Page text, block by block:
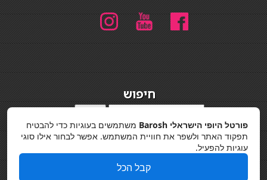
חיפוש
מדיניות פרטיות
פורטל היופי הישראלי Barosh
משתמשים בעוגיות כדי להבטיח
תפקוד האתר ולשפר את חוויית המשתמש. אפשר לבחור אילו סוגי
עוגיות להפעיל.
קבל הכל